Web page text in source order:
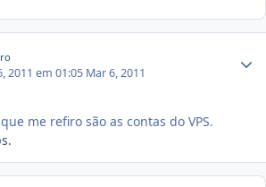
2011 em 01:05 Mar 6, 2011
me refiro são as contas do VPS.